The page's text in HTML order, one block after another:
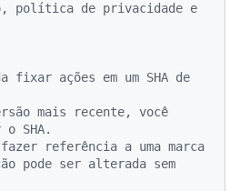
política de privacidade e
fixar ações em um SHA de
mais recente, você
SHA.
fazer referência a uma marca
pode ser alterada sem